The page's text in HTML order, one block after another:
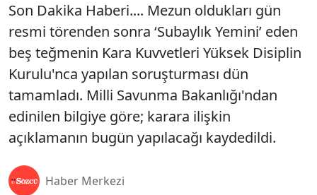
Son Dakika Haberi.... Mezun oldukları gün
resmi törenden sonra ‘Subaylık Yemini’ eden
beş teğmenin Kara Kuvvetleri Yüksek Disiplin
Kurulu'nca yapılan soruşturması dün
tamamladı. Milli Savunma Bakanlığı'ndan
edinilen bilgiye göre; karara ilişkin
açıklamanın bugün yapılacağı kaydedildi.
Haber Merkezi